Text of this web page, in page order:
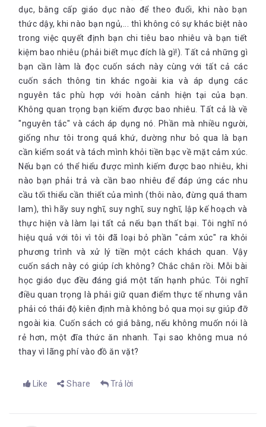
dục, bằng cấp giáo dục nào để theo đuổi, khi nào bạn
thức dậy, khi nào bạn ngủ,... thì không có sự khác biệt nào
trong việc quyết định bạn chi tiêu bao nhiêu và bạn tiết
kiệm bao nhiêu (phải biết mục đích là gì!). Tất cả những gì
bạn cần làm là đọc cuốn sách này cùng với tất cả các
cuốn sách thông tin khác ngoài kia và áp dụng các
nguyên tắc phù hợp với hoàn cảnh hiện tại của bạn.
Không quan trọng bạn kiếm được bao nhiêu. Tất cả là về
"nguyên tắc" và cách áp dụng nó. Phần mà nhiều người,
giống như tôi trong quá khứ, dường như bỏ qua là bạn
cần kiểm soát và tách mình khỏi tiền bạc về mặt cảm xúc.
Nếu bạn có thể hiểu được mình kiếm được bao nhiêu, khi
nào bạn phải trả và cần bao nhiêu để đáp ứng các nhu
cầu tối thiểu cần thiết của mình (thôi nào, đừng quá tham
lam), thì hãy suy nghĩ, suy nghĩ, suy nghĩ, lập kế hoạch và
thực hiện và làm lại tất cả nếu bạn thất bại. Tôi nghĩ nó
hiệu quả với tôi vì tôi đã loại bỏ phần "cảm xúc" ra khỏi
phương trình và xử lý tiền một cách khách quan. Vậy
cuốn sách này có giúp ích không? Chắc chắn rồi. Mỗi bài
học giáo dục đều đáng giá một tấn hạnh phúc. Tôi nghĩ
điều quan trọng là phải giữ quan điểm thực tế nhưng vẫn
phải có thái độ kiên định mà không bỏ qua mọi sự giúp đỡ
ngoài kia. Cuốn sách có giá bằng, nếu không muốn nói là
rẻ hơn, một đĩa thức ăn nhanh. Tại sao không mua nó
thay vì lãng phí vào đồ ăn vặt?
Like Share Trả lời